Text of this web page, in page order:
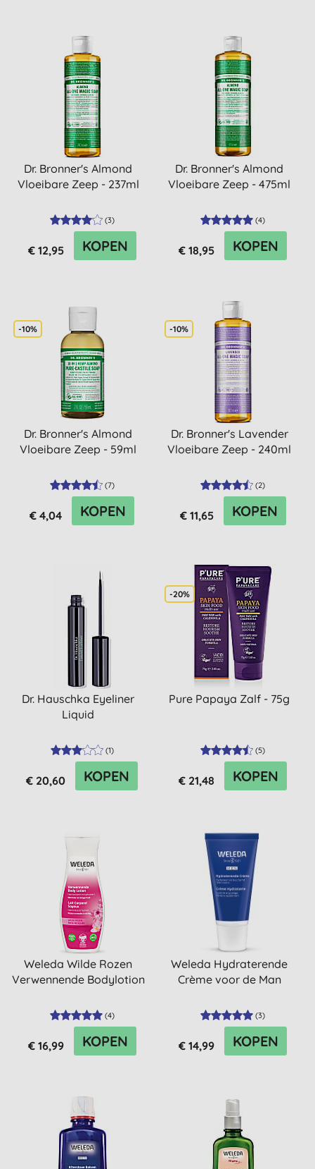
Dr. Bronner's Almond
Vloeibare Zeep - 237ml
(3)
€ 12,95 KOPEN
Dr. Bronner's Almond
Vloeibare Zeep - 475ml
(4)
€ 18,95 KOPEN
-10%
Dr. Bronner's Almond
Vloeibare Zeep - 59ml
(7)
€ 4,04 KOPEN
-10%
Dr. Bronner's Lavender
Vloeibare Zeep - 240ml
(2)
€ 11,65 KOPEN
Dr. Hauschka Eyeliner
Liquid
(1)
€ 20,60 KOPEN
-20%
Pure Papaya Zalf - 75g
(5)
€ 21,48 KOPEN
Weleda Wilde Rozen
Verwennende Bodylotion
(4)
€ 16,99 KOPEN
Weleda Hydraterende
Crème voor de Man
(3)
€ 14,99 KOPEN